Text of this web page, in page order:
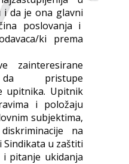
da je ona glavni
poslovanja i
ki prema
zainteresirane
da pristupe
upitnika. Upitnik
i položaju
subjektima,
na
u zaštiti
pitanje ukidanja